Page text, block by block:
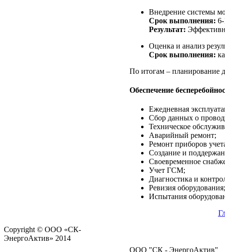
Внедрение системы
Срок выполнения:
Результат:
Оценка и анализ
Срок выполнения:
По итогам – планирование
Обеспечение
Ежедневная
Сбор данных о
Техническое
Аварийный ремонт;
Ремонт приборов
Создание и
Своевременное
Учет ГСМ;
Диагностика и
Ревизия оборудования;
Испытания
Copyright © ООО «СК-
ЭнергоАктив» 2014
ООО "СК - ЭнергоАктив"